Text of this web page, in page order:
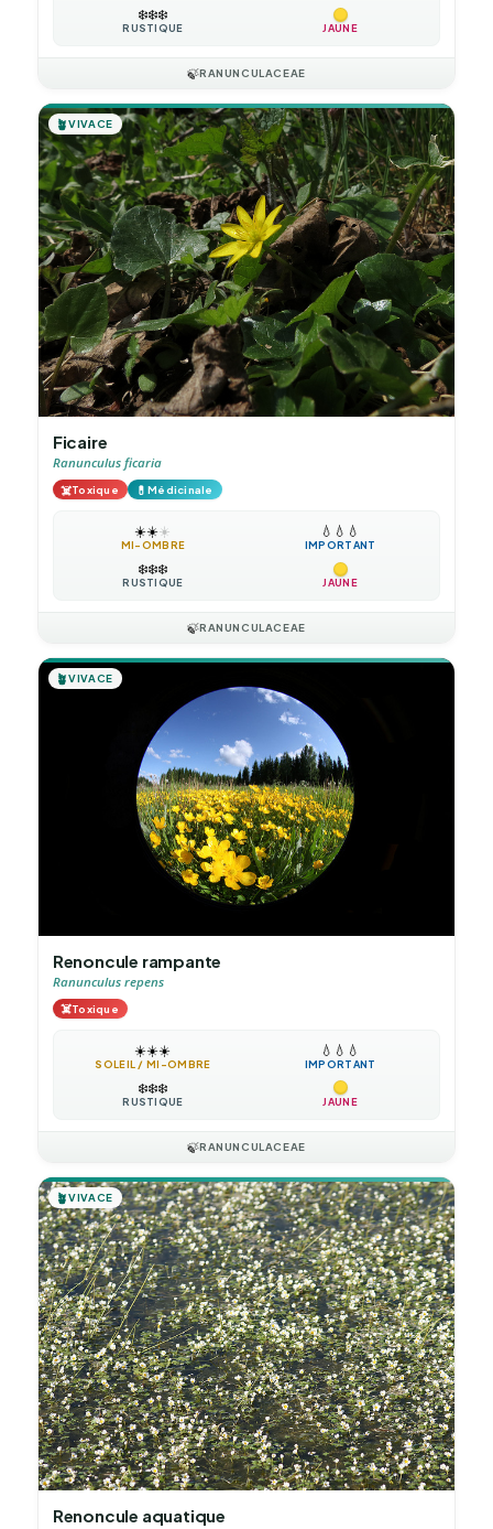
❄️❄️❄️
RUSTIQUE JAUNE
🍃RANUNCULACEAE
🪴VIVACE
Ficaire
Ranunculus ficaria
☠️Toxique 💊Médicinale
☀️☀️☀️
MI-OMBRE
💧 💧 💧
IMPORTANT
❄️❄️❄️
RUSTIQUE JAUNE
🍃RANUNCULACEAE
🪴VIVACE
Renoncule rampante
Ranunculus repens
☠️Toxique
☀️☀️☀️
SOLEIL / MI-OMBRE
💧 💧 💧
IMPORTANT
❄️❄️❄️
RUSTIQUE JAUNE
🍃RANUNCULACEAE
🪴VIVACE
Renoncule aquatique